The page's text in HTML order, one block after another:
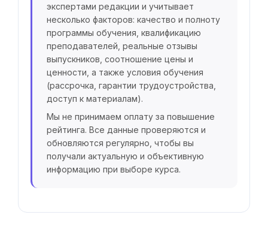
экспертами редакции и учитывает
несколько факторов: качество и полноту
программы обучения, квалификацию
преподавателей, реальные отзывы
выпускников, соотношение цены и
ценности, а также условия обучения
(рассрочка, гарантии трудоустройства,
доступ к материалам).
Мы не принимаем оплату за повышение
рейтинга. Все данные проверяются и
обновляются регулярно, чтобы вы
получали актуальную и объективную
информацию при выборе курса.